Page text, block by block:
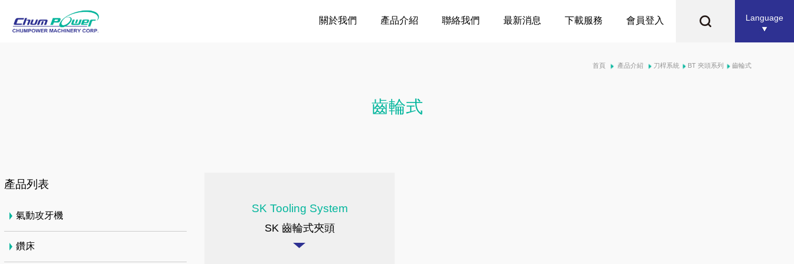
Language
關於我們 產品介紹 聯絡我們 最新消息 下載服務 會員登入
首頁 產品介紹 刀桿系統 BT 夾頭系列 齒輪式
齒輪式
SK Tooling System
SK 齒輪式夾頭
產品列表
氣動攻牙機
鑽床